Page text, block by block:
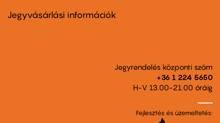
second
Jegyvásárlási információk
Jegyrendelés központi szám
+36 1 224 5650
H-V 13.00-21.00 óráig
Fejlesztés és üzemeltetés: